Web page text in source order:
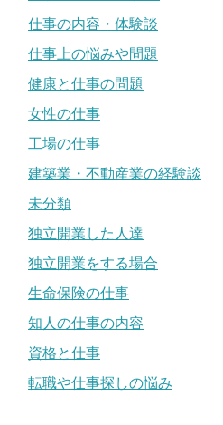
仕事の内容・体験談
仕事上の悩みや問題
健康と仕事の問題
女性の仕事
工場の仕事
建築業・不動産業の経験談
未分類
独立開業した人達
独立開業をする場合
生命保険の仕事
知人の仕事の内容
資格と仕事
転職や仕事探しの悩み